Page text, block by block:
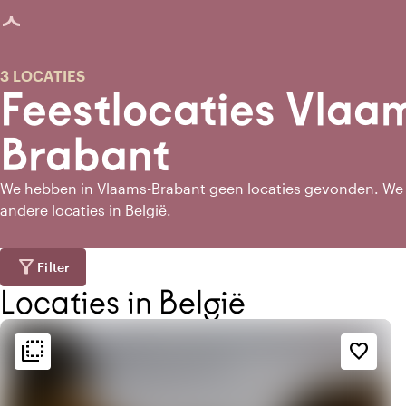
geladen
Feestlocaties
Brabant
3 LOCATIES
We hebben in Vlaams-Brabant geen locaties gevonden.
andere locaties in België.
filter_alt Filter
Locaties in België
flip_to_back favorite_border
flip_to_back Sfeer en esthetiek
landscape
Landelijk
apartment
Modern design
Bereikbaarheid en ligging
forest
Bosrijke omgeving
park
In het park